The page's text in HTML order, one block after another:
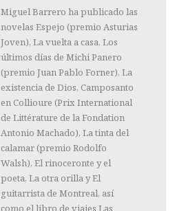
Miguel Barrero ha publicado las
novelas Espejo (premio Asturias
Joven), La vuelta a casa, Los
últimos días de Michi Panero
(premio Juan Pablo Forner), La
existencia de Dios, Camposanto
en Collioure (Prix International
de Littérature de la Fondation
Antonio Machado), La tinta del
calamar (premio Rodolfo
Walsh), El rinoceronte y el
poeta, La otra orilla y El
guitarrista de Montreal, así
como el libro de viajes Las